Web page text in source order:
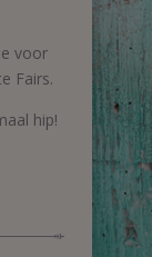
voor
Fairs.
hip!